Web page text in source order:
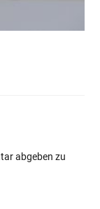
abgeben zu